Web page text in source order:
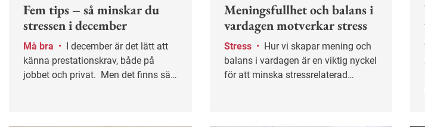
Fem tips – så minskar du
stressen i december
Må bra •
känna prestationskrav, både på
jobbet och privat. Men det finns sätt
Meningsfullhet och balans i
vardagen motverkar stress
Stress •
balans i vardagen är en viktig nyckel
för att minska stressrelaterad